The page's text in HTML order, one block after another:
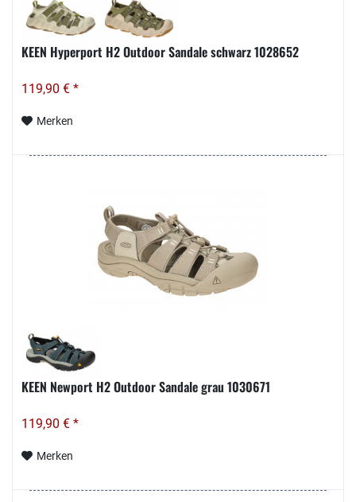
KEEN Hyperport H2 Outdoor Sandale schwarz 1028652
119,90 € *
Merken
KEEN Newport H2 Outdoor Sandale grau 1030671
119,90 € *
Merken